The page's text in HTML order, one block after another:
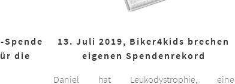
Spende
die
13. Juli 2019, Biker4kids brechen
eigenen Spendenrekord
Daniel hat Leukodystrophie, eine